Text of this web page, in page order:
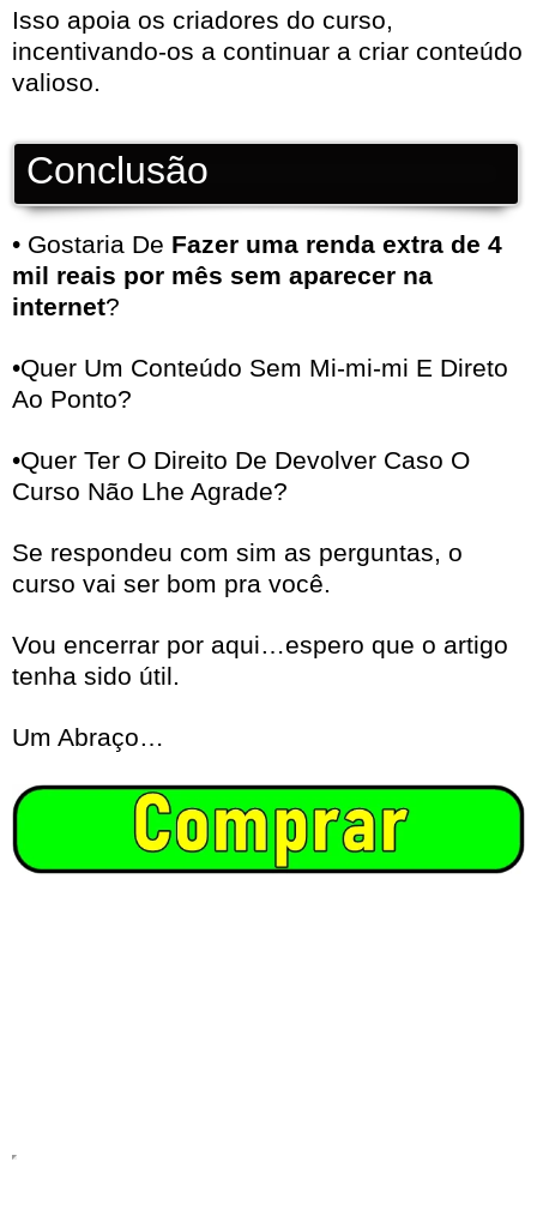
Isso apoia os criadores do curso,
incentivando-os a continuar a criar conteúdo
valioso.
Conclusão
• Gostaria De Fazer uma renda extra de 4
mil reais por mês sem aparecer na
internet?
•Quer Um Conteúdo Sem Mi-mi-mi E Direto
Ao Ponto?
•Quer Ter O Direito De Devolver Caso O
Curso Não Lhe Agrade?
Se respondeu com sim as perguntas, o
curso vai ser bom pra você.
Vou encerrar por aqui…espero que o artigo
tenha sido útil.
Um Abraço…